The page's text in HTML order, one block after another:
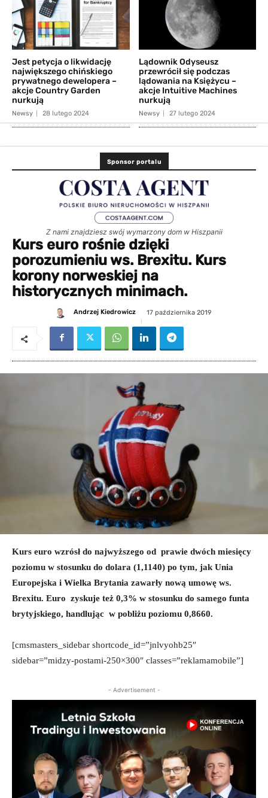
Jest petycja o likwidację
największego chińskiego
prywatnego dewelopera –
akcje Country Garden
nurkują
Newsy 28 lutego 2024
Lądownik Odyseusz
przewrócił się podczas
lądowania na Księżycu –
akcje Intuitive Machines
nurkują
Newsy 27 lutego 2024